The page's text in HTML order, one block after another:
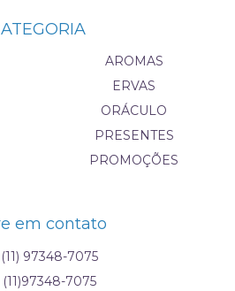
AROMAS
ERVAS
ORÁCULO
PRESENTES
PROMOÇÕES
em contato
(11) 97348-7075
(11)97348-7075